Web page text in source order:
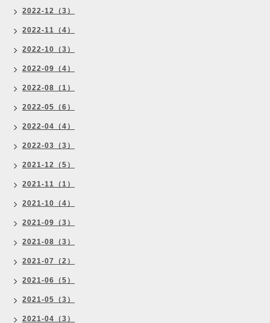
2022-12（3）
2022-11（4）
2022-10（3）
2022-09（4）
2022-08（1）
2022-05（6）
2022-04（4）
2022-03（3）
2021-12（5）
2021-11（1）
2021-10（4）
2021-09（3）
2021-08（3）
2021-07（2）
2021-06（5）
2021-05（3）
2021-04（3）